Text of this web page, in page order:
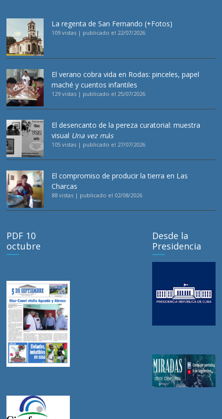
La regenta de San Fernando (+Fotos)
109 vistas | publicado el 22/07/2026
El verano cobra vida en Rodas: pinceles, papel
maché y cuentos infantiles
129 vistas | publicado el 25/07/2026
El desencanto de la pereza curatorial: muestra
visual Una vez más
105 vistas | publicado el 27/07/2026
El compromiso de producir la tierra en Las
Charcas
88 vistas | publicado el 02/08/2026
PDF 10
octubre
Desde la
Presidencia